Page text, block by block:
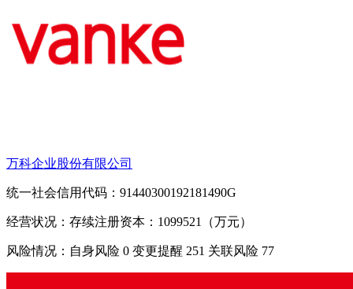
万科企业股份有限公司
统一社会信用代码：91440300192181490G
经营状况：存续注册资本：1099521（万元）
风险情况：自身风险 0 变更提醒 251 关联风险 77